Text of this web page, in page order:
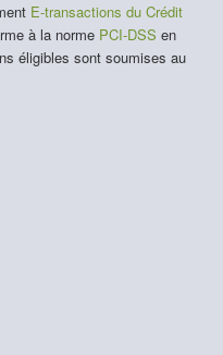
E-transactions du Crédit
à la norme PCI-DSS en
éligibles sont soumises au